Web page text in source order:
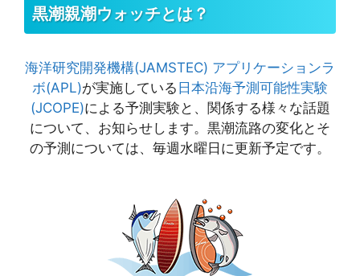
黒潮親潮ウォッチとは？
海洋研究開発機構(JAMSTEC) アプリケーションラ
ボ(APL)が実施している 日本沿海予測可能性実験
(JCOPE)による予測実験と、関係する様々な話題
について、お知らせします。黒潮流路の変化とそ
の予測については、毎週水曜日に更新予定です。